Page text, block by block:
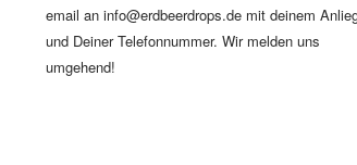
email an info@erdbeerdrops.de mit deinem
und Deiner Telefonnummer. Wir melden uns
umgehend!